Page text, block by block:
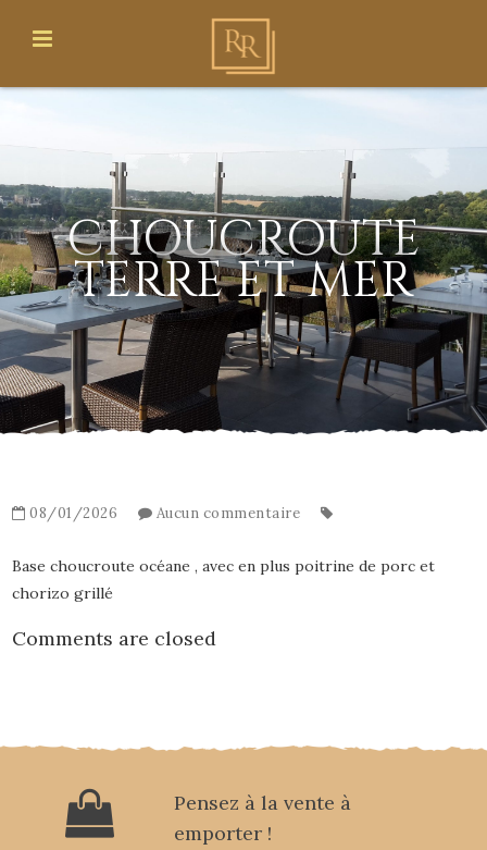
CHOUCROUTE
TERRE ET MER
08/01/2026 Aucun commentaire
Base choucroute océane , avec en plus poitrine de porc et
chorizo grillé
Comments are closed
Pensez à la vente à
emporter !